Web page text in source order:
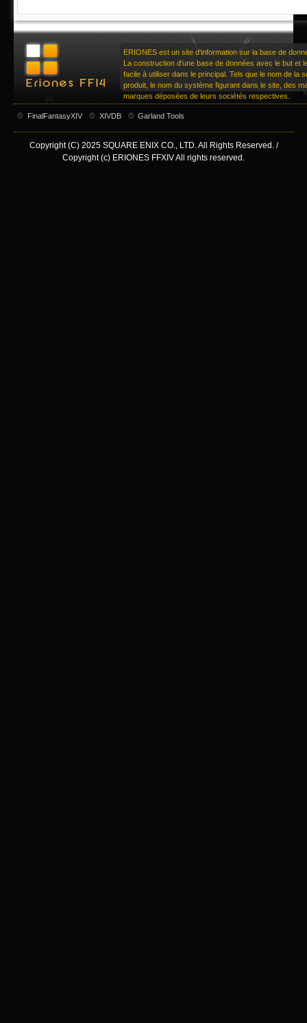
ERIONES est un site d'information sur la base de
La construction d'une base de données avec le but et
facile à utiliser dans le principal. Tels que le nom de la
produit, le nom du système figurant dans le site, des
marques déposées de leurs sociétés respectives.
FinalFantasyXIV XIVDB Garland Tools
Copyright (C) 2025 SQUARE ENIX CO., LTD. All Rights Reserved. /
Copyright (c) ERIONES FFXIV All rights reserved.